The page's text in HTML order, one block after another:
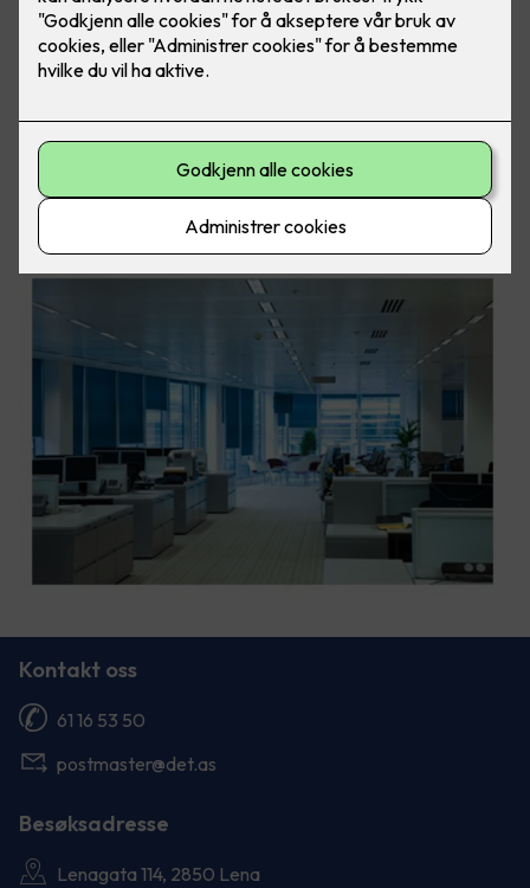
Hvordan låser medarbeidere seg inn i dag? Og hvordan
varsles driftsansvarlig hvis det skulle oppstå røykutvikling
eller innbrudd? Du kan nå få varslinger til mobil eller til PC, i
ha oversikt over hvilken alarm som utløses og hvor. Alarmer
kan selvsagt også viderekobles til sentral.
Ring Din Elektriker Toten i dag, så kan vi sammen kartlegge
hvordan sikkerheten i din bedrift kan ivaretas best mulig.
Kontakt oss
61 16 53 50
postmaster@det.as
Besøksadresse
Lenagata 114, 2850 Lena